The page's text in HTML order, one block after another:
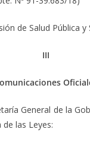
de Salud Pública y
III
General de la
las Leyes: